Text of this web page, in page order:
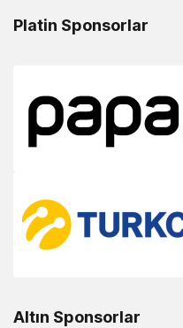
Platin Sponsorlar
Altın Sponsorlar